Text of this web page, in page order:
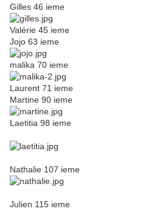
Gilles 46 ieme
Valérie 45 ieme
Jojo 63 ieme
malika 70 ieme
Laurent 71 ieme
Martine 90 ieme
Laetitia 98 ieme
Nathalie 107 ieme
Julien 115 ieme